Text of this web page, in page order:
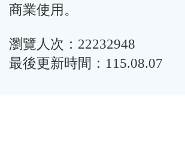
商業使用。
瀏覽人次：22232948
最後更新時間：115.08.07